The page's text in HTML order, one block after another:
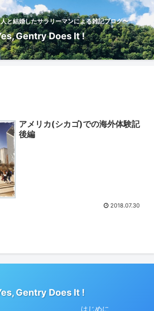
と結婚したサラリーマンによる雑記ブログ〜
Gentry Does It !
アメリカ(シカゴ)での海外体験記
後編
2018.07.30
Gentry Does It !
はじめに